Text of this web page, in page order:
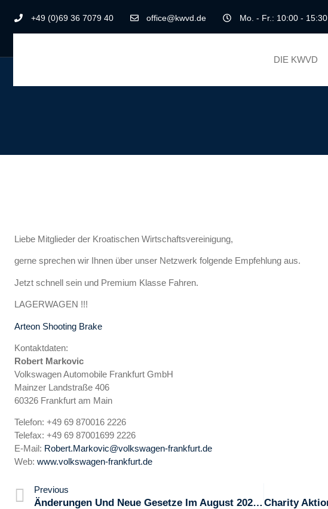
+49 (0)69 36 7079 40 office@kwvd.de Mo. - Fr.: 10:00 - 15:30
DIE KWVD
Liebe Mitglieder der Kroatischen Wirtschaftsvereinigung,
gerne sprechen wir Ihnen über unser Netzwerk folgende Empfehlung aus.
Jetzt schnell sein und Premium Klasse Fahren.
LAGERWAGEN !!!
Arteon Shooting Brake
Kontaktdaten:
Robert Markovic
Volkswagen Automobile Frankfurt GmbH
Mainzer Landstraße 406
60326 Frankfurt am Main
Telefon: +49 69 870016 2226
Telefax: +49 69 87001699 2226
E-Mail: Robert.Markovic@volkswagen-frankfurt.de
Web: www.volkswagen-frankfurt.de
Previous
Änderungen Und Neue Gesetze Im August 2021: Das Wird Jetzt Wichtig